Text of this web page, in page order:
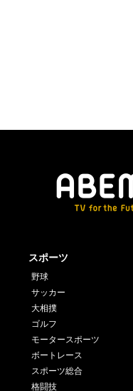
スポーツ
野球
サッカー
大相撲
ゴルフ
モータースポーツ
ボートレース
スポーツ総合
格闘技